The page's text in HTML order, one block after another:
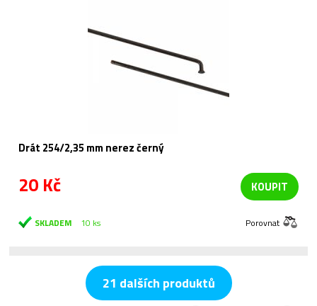
Drát 254/2,35 mm nerez černý
20 Kč KOUPIT
SKLADEM 10 ks Porovnat
21 dalších produktů